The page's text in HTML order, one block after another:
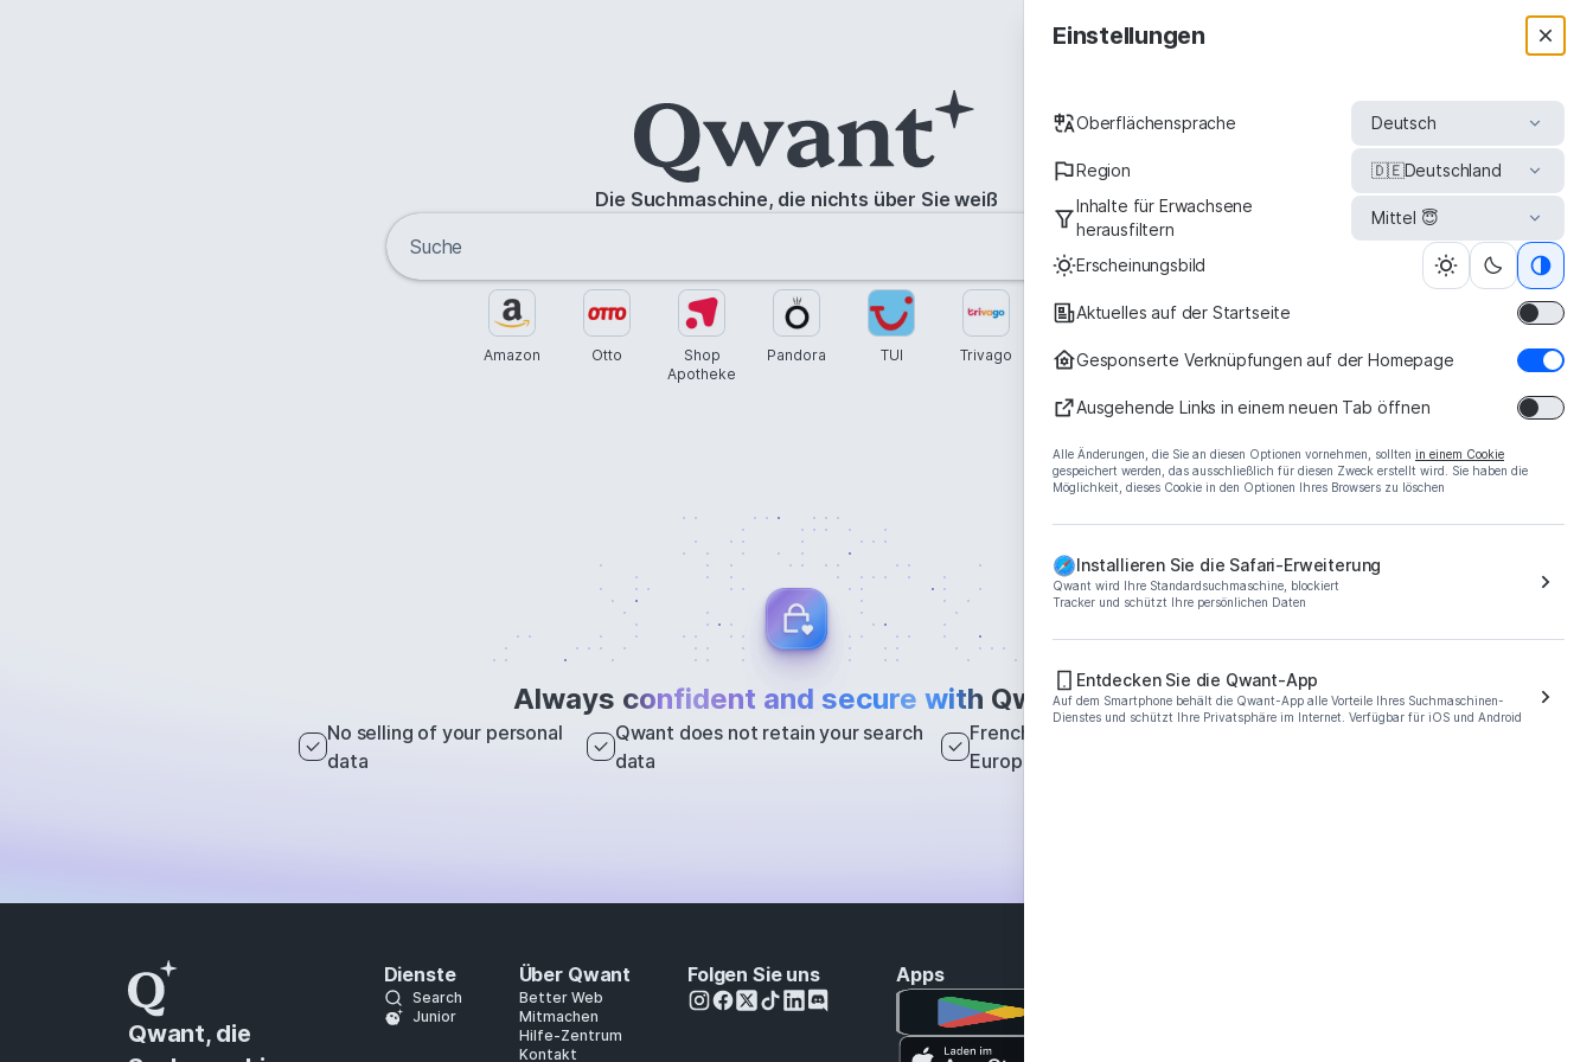
Die Suchmaschine, die nichts über Sie weiß
Amazon Otto
Shop
Apotheke
Pandora TUI Trivago
Myprotein -
Official Site
Always confident and secure with Qwant
No selling of your personal
data
Qwant does not retain your search
data
French search engine, hosted in
Europe
Qwant, die
Dienste
Search
Junior
Über Qwant
Better Web
Mitmachen
Hilfe-Zentrum
Kontakt
Folgen Sie uns Apps
Einstellungen
Oberflächensprache Deutsch
Region 🇩🇪Deutschland
Inhalte für Erwachsene
herausfiltern
Mittel 😇
Erscheinungsbild
Aktuelles auf der Startseite
Gesponserte Verknüpfungen auf der Homepage
Ausgehende Links in einem neuen Tab öffnen
Alle Änderungen, die Sie an diesen Optionen vornehmen, sollten in einem Cookie
gespeichert werden, das ausschließlich für diesen Zweck erstellt wird. Sie haben die
Möglichkeit, dieses Cookie in den Optionen Ihres Browsers zu löschen
Installieren Sie die Safari-Erweiterung
Qwant wird Ihre Standardsuchmaschine, blockiert
Tracker und schützt Ihre persönlichen Daten
Entdecken Sie die Qwant-App
Auf dem Smartphone behält die Qwant-App alle Vorteile Ihres Suchmaschinen-
Dienstes und schützt Ihre Privatsphäre im Internet. Verfügbar für iOS und Android